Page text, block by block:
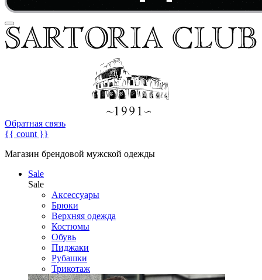
Обратная связь
{{ count }}
Магазин брендовой мужской одежды
Sale
Sale
Аксессуары
Брюки
Верхняя одежда
Костюмы
Обувь
Пиджаки
Рубашки
Трикотаж